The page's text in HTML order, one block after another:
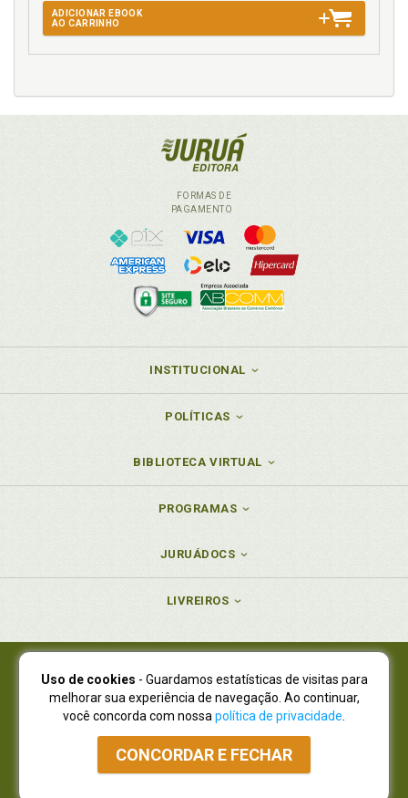
ADICIONAR EBOOK
AO CARRINHO
FORMAS DE
PAGAMENTO
INSTITUCIONAL
POLÍTICAS
BIBLIOTECA VIRTUAL
PROGRAMAS
JURUÁDOCS
LIVREIROS
Juruá Editora Ltda., CNPJ 77.535.508/0001-19
Juruá Informática Ltda., CNPJ 01.701.561/0001-80
NOVO ENDEREÇO:R. Flávio Dallegrave, 7665, São Lourenço |
Curitiba - Paraná - CEP 82210-310
Atendimento: (41) 4009-3900|Vendas Atacado: (41) 4009-3939
Atendimento via Whatsapp
Uso de cookies - Guardamos estatísticas de visitas para
melhorar sua experiência de navegação. Ao continuar,
você concorda com nossa política de privacidade
CONCORDAR E FECHAR